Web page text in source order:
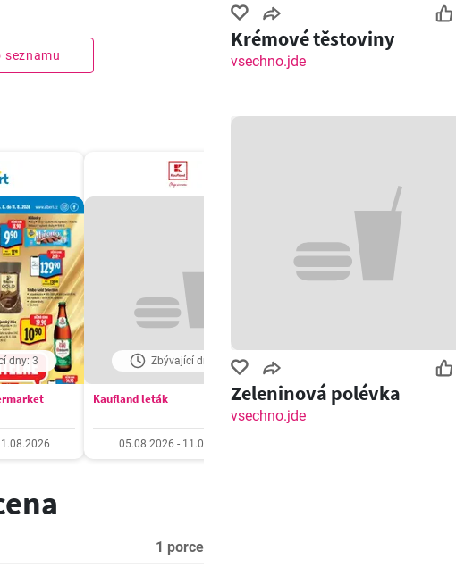
seznamu
dny: 3 Zbývající dny: 3
Kaufland leták
05.08.2026 - 11.08.2026
Billa Velký leták
1 porce
Krémové těstoviny
vsechno.jde
Zeleninová polévka
vsechno.jde